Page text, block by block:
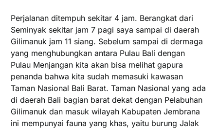
Perjalanan ditempuh sekitar 4 jam. Berangkat dari
Seminyak sekitar jam 7 pagi saya sampai di daerah
Gilimanuk jam 11 siang. Sebelum sampai di dermaga
yang menghubungkan antara Pulau Bali dengan
Pulau Menjangan kita akan bisa melihat gapura
penanda bahwa kita sudah memasuki kawasan
Taman Nasional Bali Barat. Taman Nasional yang ada
di daerah Bali bagian barat dekat dengan Pelabuhan
Gilimanuk dan masuk wilayah Kabupaten Jembrana
ini mempunyai fauna yang khas, yaitu burung Jalak